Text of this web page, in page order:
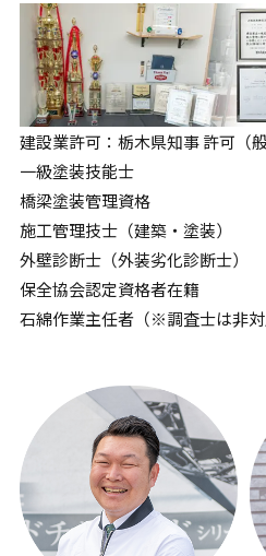
建設業許可：栃木県知事 許可（
一級塗装技能士
橋梁塗装管理資格
施工管理技士（建築・塗装）
外壁診断士（外装劣化診断士）
保全協会認定資格者在籍
石綿作業主任者（※調査士は非対